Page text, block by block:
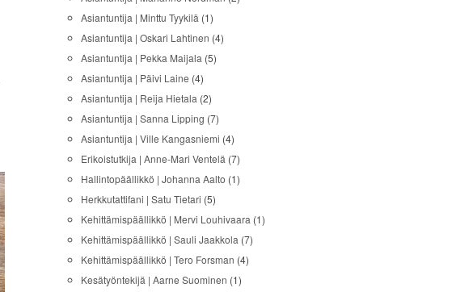
Asiantuntija | Minttu Tyykilä (1)
Asiantuntija | Oskari Lahtinen (4)
Asiantuntija | Pekka Maijala (5)
Asiantuntija | Päivi Laine (4)
Asiantuntija | Reija Hietala (2)
Asiantuntija | Sanna Lipping (7)
Asiantuntija | Ville Kangasniemi (4)
Erikoistutkija | Anne-Mari Ventelä (7)
Hallintopäällikkö | Johanna Aalto (1)
Herkkutattifani | Satu Tietari (5)
Kehittämispäällikkö | Mervi Louhivaara (1)
Kehittämispäällikkö | Sauli Jaakkola (7)
Kehittämispäällikkö | Tero Forsman (4)
Kesätyöntekijä | Aarne Suominen (1)